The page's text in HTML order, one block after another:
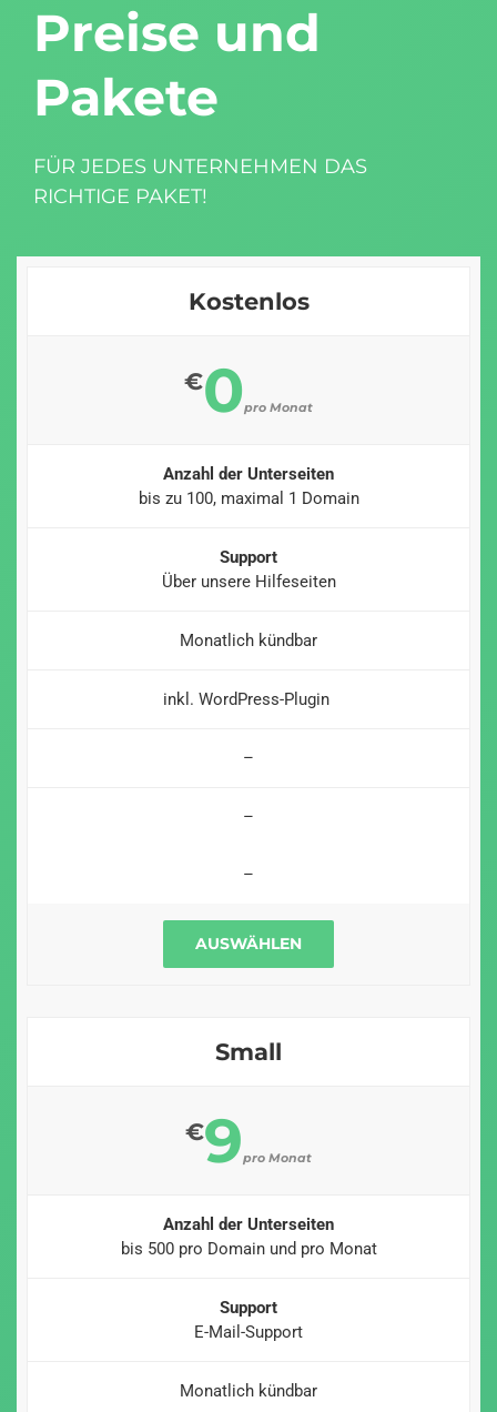
Preise und
Pakete
FÜR JEDES UNTERNEHMEN DAS
RICHTIGE PAKET!
Kostenlos
€0pro Monat
Anzahl der Unterseiten
bis zu 100, maximal 1 Domain
Support
Über unsere Hilfeseiten
Monatlich kündbar
inkl. WordPress-Plugin
–
–
–
AUSWÄHLEN
Small
€9pro Monat
Anzahl der Unterseiten
bis 500 pro Domain und pro Monat
Support
E-Mail-Support
Monatlich kündbar